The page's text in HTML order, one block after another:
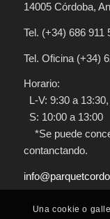
14005 Córdoba,
Tel. (+34) 686 911
Tel. Oficina (+34)
Horario:
L-V: 9:30 a
S: 10:00 a 13:00
*Se puede
contanctando.
Una cookie o